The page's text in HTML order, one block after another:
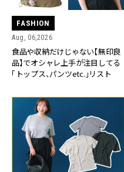
FASHION
Aug, 06,2026
食品や収納だけじゃない【無印良
品】でオシャレ上手が注目してる
「トップス、パンツetc.」リスト